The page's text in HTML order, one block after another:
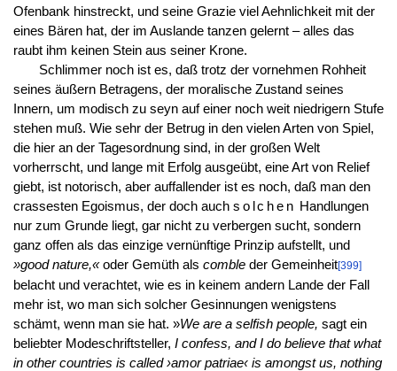
Ofenbank hinstreckt, und seine Grazie viel Aehnlichkeit mit der
eines Bären hat, der im Auslande tanzen gelernt – alles das
raubt ihm keinen Stein aus seiner Krone.
Schlimmer noch ist es, daß trotz der vornehmen Rohheit
seines äußern Betragens, der moralische Zustand seines
Innern, um modisch zu seyn auf einer noch weit niedrigern Stufe
stehen muß. Wie sehr der Betrug in den vielen Arten von Spiel,
die hier an der Tagesordnung sind, in der großen Welt
vorherrscht, und lange mit Erfolg ausgeübt, eine Art von Relief
giebt, ist notorisch, aber auffallender ist es noch, daß man den
crassesten Egoismus, der doch auch solchen Handlungen
nur zum Grunde liegt, gar nicht zu verbergen sucht, sondern
ganz offen als das einzige vernünftige Prinzip aufstellt, und
»good nature,«oder Gemüth als combleder Gemeinheit[399]
belacht und verachtet, wie es in keinem andern Lande der Fall
mehr ist, wo man sich solcher Gesinnungen wenigstens
schämt, wenn man sie hat. »We are a selfish people, sagt ein
beliebter Modeschriftsteller, I confess, and I do believe that what
in other countries is called ›amor patriae‹ is amongst us, nothing